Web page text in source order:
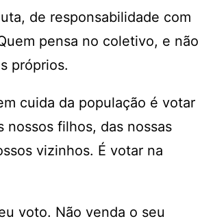
de responsabilidade com
pensa no coletivo, e não
próprios.
cuida da população é votar
nossos filhos, das nossas
vizinhos. É votar na
voto. Não venda o seu